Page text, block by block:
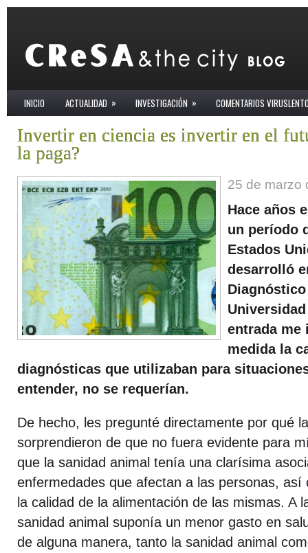
INICIO ACTUALIDAD » INVESTIGACIÓN » COMENTARIOS
Invertir en ciencia es invertir en el
la paga?
25 de marzo
Hace años
un período
Estados
desarrolló
entrada me
medida la
diagnósticas que utilizaban para
entender, no se requerían.
De hecho, les pregunté directamente por qué
sorprendieron de que no fuera evidente para
que la sanidad animal tenía una clarísima
enfermedades que afectan a las personas, así
la calidad de la alimentación de las mismas. A
sanidad animal suponía un menor gasto en
de alguna manera, tanto la sanidad animal